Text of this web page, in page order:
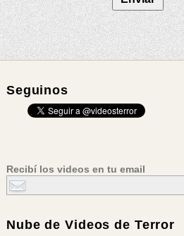
Seguinos
Recibí los videos en tu email
Nube deVideos de Terror